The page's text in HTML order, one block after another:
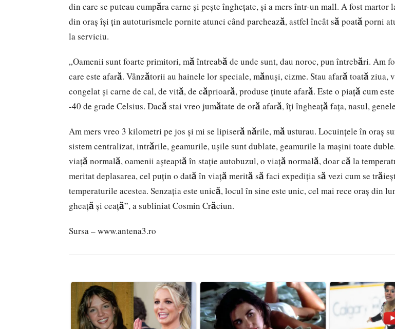
din care se puteau cumpăra carne şi peşte îngheţate, şi a mers într-un mall. A fost
din oraş îşi ţin autoturismele pornite atunci când parchează, astfel încât să poată porni
la serviciu.
„Oamenii sunt foarte primitori, mă întreabă de unde sunt, dau noroc, pun întrebări. Am
care este afară. Vânzătorii au hainele lor speciale, mănuşi, cizme. Stau afară toată ziua,
congelat şi carne de cal, de vită, de căprioară, produse ţinute afară. Este o piaţă cum
-40 de grade Celsius. Dacă stai vreo jumătate de oră afară, îţi îngheaţă faţa, nasul,
Am mers vreo 3 kilometri pe jos şi mi se lipiseră nările, mă usturau. Locuinţele în oraş
sistem centralizat, intrările, geamurile, uşile sunt dublate, geamurile la maşini toate
viaţă normală, oamenii aşteaptă în staţie autobuzul, o viaţă normală, doar că la
meritat deplasarea, cel puţin o dată în viaţă merită să faci expediţia să vezi cum se
temperaturile acestea. Senzaţia este unică, locul în sine este unic, cel mai rece oraş din
gheaţă şi ceaţă”, a subliniat Cosmin Crăciun.
Sursa – www.antena3.ro